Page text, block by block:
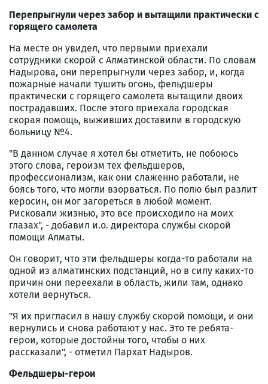
Перепрыгнули через забор и вытащили практически с
горящего самолета
На месте он увидел, что первыми приехали
сотрудники скорой с Алматинской области. По словам
Надырова, они перепрыгнули через забор, и, когда
пожарные начали тушить огонь, фельдшеры
практически с горящего самолета вытащили двоих
пострадавших. После этого приехала городская
скорая помощь, выживших доставили в городскую
больницу №4.
"В данном случае я хотел бы отметить, не побоюсь
этого слова, героизм тех фельдшеров,
профессионализм, как они слаженно работали, не
боясь того, что могли взорваться. По полю был разлит
керосин, он мог загореться в любой момент.
Рисковали жизнью, это все происходило на моих
глазах", - добавил и.о. директора службы скорой
помощи Алматы.
Он говорит, что эти фельдшеры когда-то работали на
одной из алматинских подстанций, но в силу каких-то
причин они переехали в область, жили там, однако
хотели вернуться.
"Я их пригласил в нашу службу скорой помощи, и они
вернулись и снова работают у нас. Это те ребята-
герои, которые достойны того, чтобы о них
рассказали", - отметил Пархат Надыров.
Фельдшеры-герои